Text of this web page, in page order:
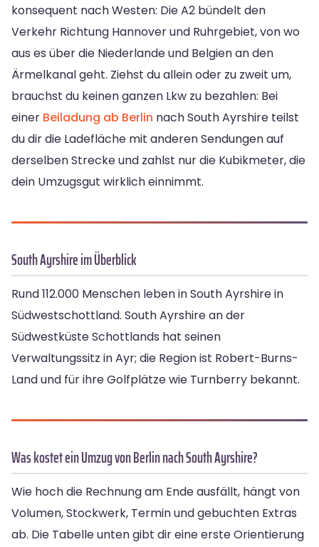
konsequent nach Westen: Die A2 bündelt den
Verkehr Richtung Hannover und Ruhrgebiet, von wo
aus es über die Niederlande und Belgien an den
Ärmelkanal geht. Ziehst du allein oder zu zweit um,
brauchst du keinen ganzen Lkw zu bezahlen: Bei
einer Beiladung ab Berlin nach South Ayrshire teilst
du dir die Ladefläche mit anderen Sendungen auf
derselben Strecke und zahlst nur die Kubikmeter, die
dein Umzugsgut wirklich einnimmt.
South Ayrshire im Überblick
Rund 112.000 Menschen leben in South Ayrshire in
Südwestschottland. South Ayrshire an der
Südwestküste Schottlands hat seinen
Verwaltungssitz in Ayr; die Region ist Robert-Burns-
Land und für ihre Golfplätze wie Turnberry bekannt.
Was kostet ein Umzug von Berlin nach South Ayrshire?
Wie hoch die Rechnung am Ende ausfällt, hängt von
Volumen, Stockwerk, Termin und gebuchten Extras
ab. Die Tabelle unten gibt dir eine erste Orientierung